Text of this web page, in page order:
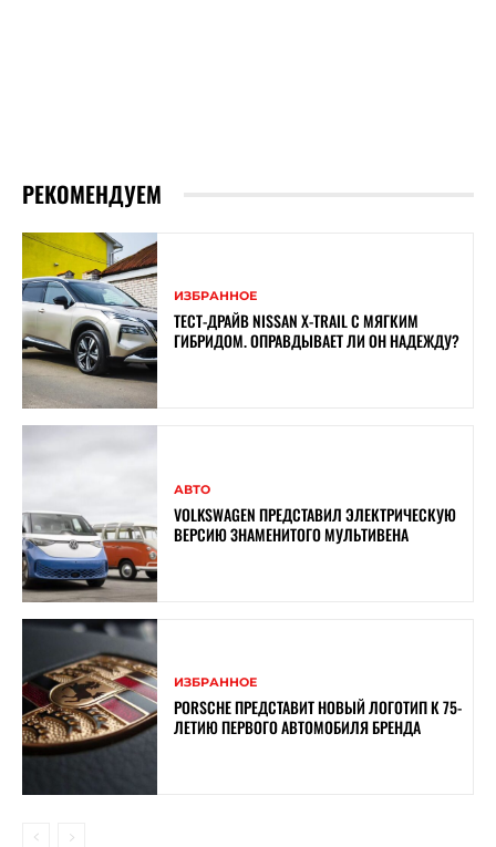
РЕКОМЕНДУЕМ
ИЗБРАННОЕ
ТЕСТ-ДРАЙВ NISSAN X-TRAIL С МЯГКИМ
ГИБРИДОМ. ОПРАВДЫВАЕТ ЛИ ОН НАДЕЖДУ?
АВТО
VOLKSWAGEN ПРЕДСТАВИЛ ЭЛЕКТРИЧЕСКУЮ
ВЕРСИЮ ЗНАМЕНИТОГО МУЛЬТИВЕНА
ИЗБРАННОЕ
PORSCHE ПРЕДСТАВИТ НОВЫЙ ЛОГОТИП К 75-
ЛЕТИЮ ПЕРВОГО АВТОМОБИЛЯ БРЕНДА